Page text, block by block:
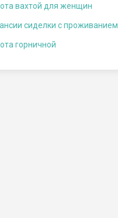
вахтой для женщин
сиделки с проживанием
горничной